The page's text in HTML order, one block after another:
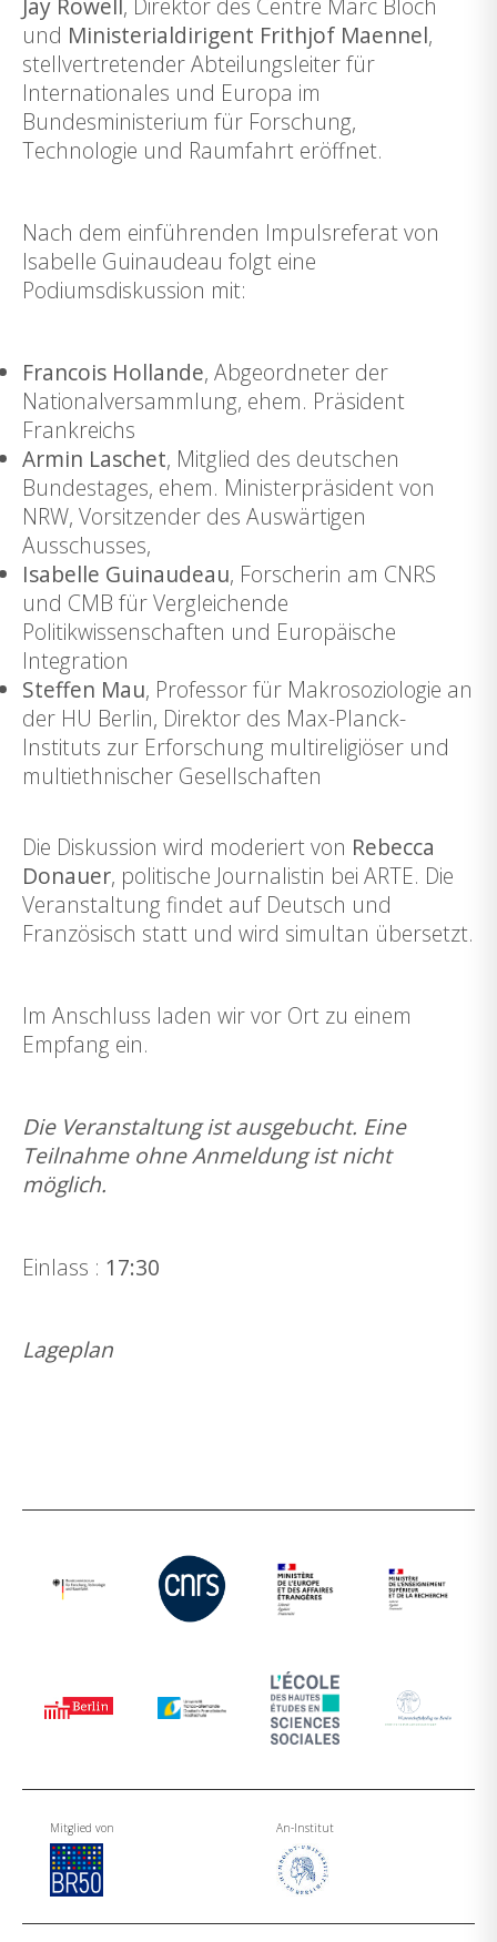
und Ministerialdirigent Frithjof Maennel,
stellvertretender Abteilungsleiter für
Internationales und Europa im
Bundesministerium für Forschung,
Technologie und Raumfahrt eröffnet.
Nach dem einführenden Impulsreferat von
Isabelle Guinaudeau folgt eine
Podiumsdiskussion mit:
Francois Hollande, Abgeordneter der
Nationalversammlung, ehem. Präsident
Frankreichs
Armin Laschet, Mitglied des deutschen
Bundestages, ehem. Ministerpräsident von
NRW, Vorsitzender des Auswärtigen
Ausschusses,
Isabelle Guinaudeau, Forscherin am CNRS
und CMB für Vergleichende
Politikwissenschaften und Europäische
Integration
Steffen Mau, Professor für Makrosoziologie an
der HU Berlin, Direktor des Max-Planck-
Instituts zur Erforschung multireligiöser und
multiethnischer Gesellschaften
Die Diskussion wird moderiert von Rebecca
Donauer, politische Journalistin bei ARTE. Die
Veranstaltung findet auf Deutsch und
Französisch statt und wird simultan übersetzt.
Im Anschluss laden wir vor Ort zu einem
Empfang ein.
Die Veranstaltung ist ausgebucht. Eine
Teilnahme ohne Anmeldung ist nicht
möglich.
Einlass : 17:30
Lageplan
Mitglied von An-Institut